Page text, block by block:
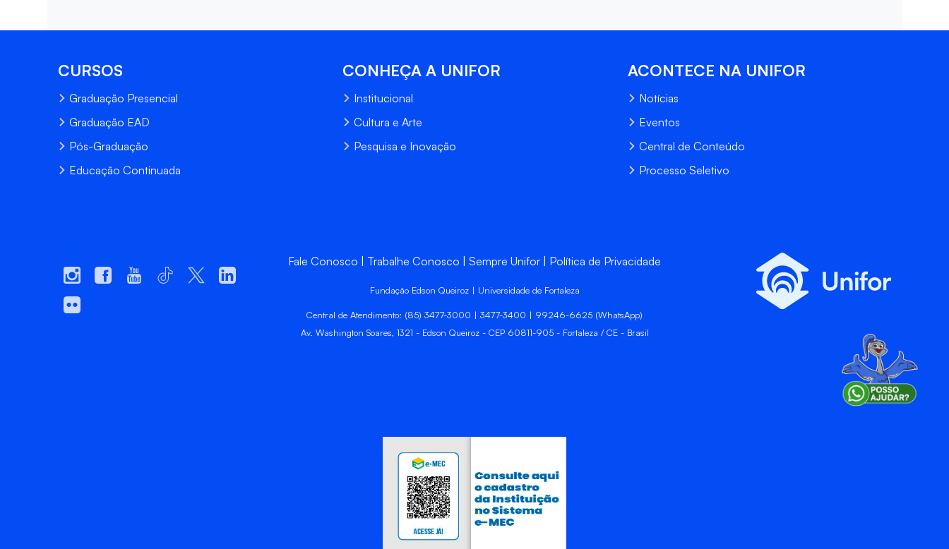
CURSOS
Graduação Presencial
Graduação EAD
Pós-Graduação
Educação Continuada
CONHEÇA A UNIFOR
Institucional
Cultura e Arte
Pesquisa e Inovação
ACONTECE NA UNIFOR
Notícias
Eventos
Central de Conteúdo
Processo Seletivo
Fale Conosco Trabalhe Conosco Sempre Unifor Política de Privacidade
Fundação Edson Queiroz | Universidade de Fortaleza
Central de Atendimento: (85) 3477-3000 | 3477-3400 | 99246-6625 (WhatsApp)
Av. Washington Soares, 1321 - Edson Queiroz - CEP 60811-905 - Fortaleza / CE - Brasil